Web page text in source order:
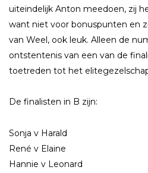
uiteindelijk Anton meedoen, zij
want niet voor bonuspunten en
van Weel, ook leuk. Alleen de
ontstentenis van een van de
toetreden tot het
De finalisten in B zijn:
Sonja v Harald
René v Elaine
Hannie v Leonard